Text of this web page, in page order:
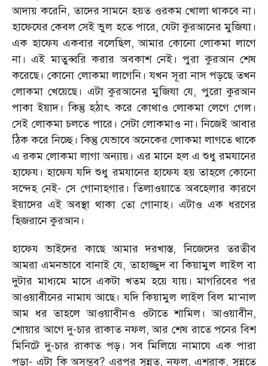
আদায় করেনি, তাদের সামনে হয়ত ওরকম খোলা থাকবে না।
হাফেযের কেবল সেই ভুল হতে পারে, যেটা কুরআনের মুজিযা।
এক হাফেয একবার বলেছিল, আমার কোনো লোকমা লাগে
না। এই মাতুব্বরি করার অবকাশ নেই। পুরা কুরআন শেষ
করেছে। কোনো লোকমা লাগেনি। যখন সূরা নাস পড়ছে তখন
লোকমা খেয়েছে। এটা কুরআনের মুজিযা যে, পুরো কুরআন
পাকা ইয়াদ। কিন্তু হঠাৎ করে কোথাও লোকমা লেগে গেল।
সেই লোকমা চলতে পারে। সেটা লোকমাও না। নিজেই আবার
ঠিক করে নিচ্ছে। কিন্তু যেভাবে অনেকের লোকমা লাগতে থাকে
এ রকম লোকমা লাগা অন্যায়। এর মানে হল এ শুধু রমযানের
হাফেয। হাফেয যদি শুধু রমযানের হাফেয হয় তাহলে কোনো
সন্দেহ নেই- সে গোনাহগার। তিলাওয়াতে অবহেলার কারণে
ইয়াদের এই অবস্থা থাকা তো গোনাহ। এটাও এক ধরণের
হিজরানে কুরআন।
হাফেয ভাইদের কাছে আমার দরখাস্ত, নিজেদের তরতীব
আমরা এমনভাবে বানাই যে, তাহাজ্জুদ বা কিয়ামুল লাইল বা
দুটার মাধ্যমে মাসে একটা খতম হয়ে যায়। মাগরিবের পর
আওয়াবীনের নামায আছে। যদি কিয়ামুল লাইল বিল মা‘নাল
আম ধর তাহলে আওয়াবীনও ওটাতে শামিল। আওয়াবীন,
শোয়ার আগে দু-চার রাকাত নফল, আর শেষ রাতে পনের বিশ
মিনিটে দু-চার রাকাত পড়। সব মিলিয়ে নামাযে এক পারা
পড়া- এটা কি অসম্ভব? এরপর সুন্নত, নফল, এশরাক, সুন্নতে